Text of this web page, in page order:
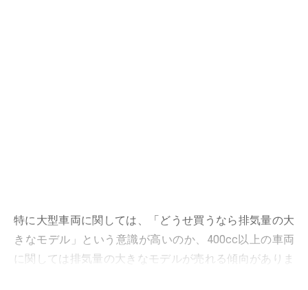
特に大型車両に関しては、「どうせ買うなら排気量の大
きなモデル」という意識が高いのか、400cc以上の車両
に関しては排気量の大きなモデルが売れる傾向がありま